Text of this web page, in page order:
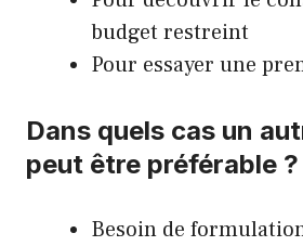
budget restreint
Pour essayer une
Dans quels cas un
peut être préférable ?
Besoin de